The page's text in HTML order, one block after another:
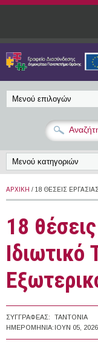
Παράκαμψη προς το
ΑΡΧΙΚΉ / 18 ΘΈΣΕΙΣ
18
Ιδιωτικό
ΣΥΓΓΡΑΦΈΑΣ:
TANTONIA
ΗΜΕΡΟΜΗΝΊΑ: ΙΟΥΝ 05,